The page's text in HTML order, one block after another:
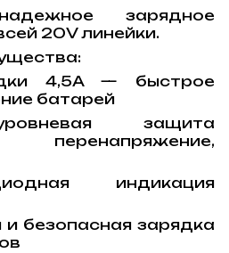
зарядное
20V линейки.
4,5A — быстрое
батарей
защита
перенапряжение,
индикация
и безопасная зарядка